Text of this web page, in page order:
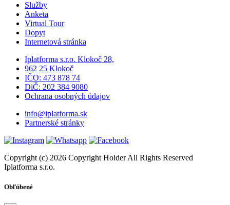
Služby
Anketa
Virtual Tour
Dopyt
Internetová stránka
Iplatforma s.r.o. Klokoč 28,
962 25 Klokoč
IČO: 473 878 74
DiČ: 202 384 9080
Ochrana osobných údajov
info@iplatforma.sk
Partnerské stránky
Copyright (c) 2026 Copyright Holder All Rights Reserved
Iplatforma s.r.o.
Obľúbené